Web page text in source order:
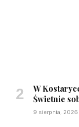
W
Świetnie
9 sierpnia, 2026